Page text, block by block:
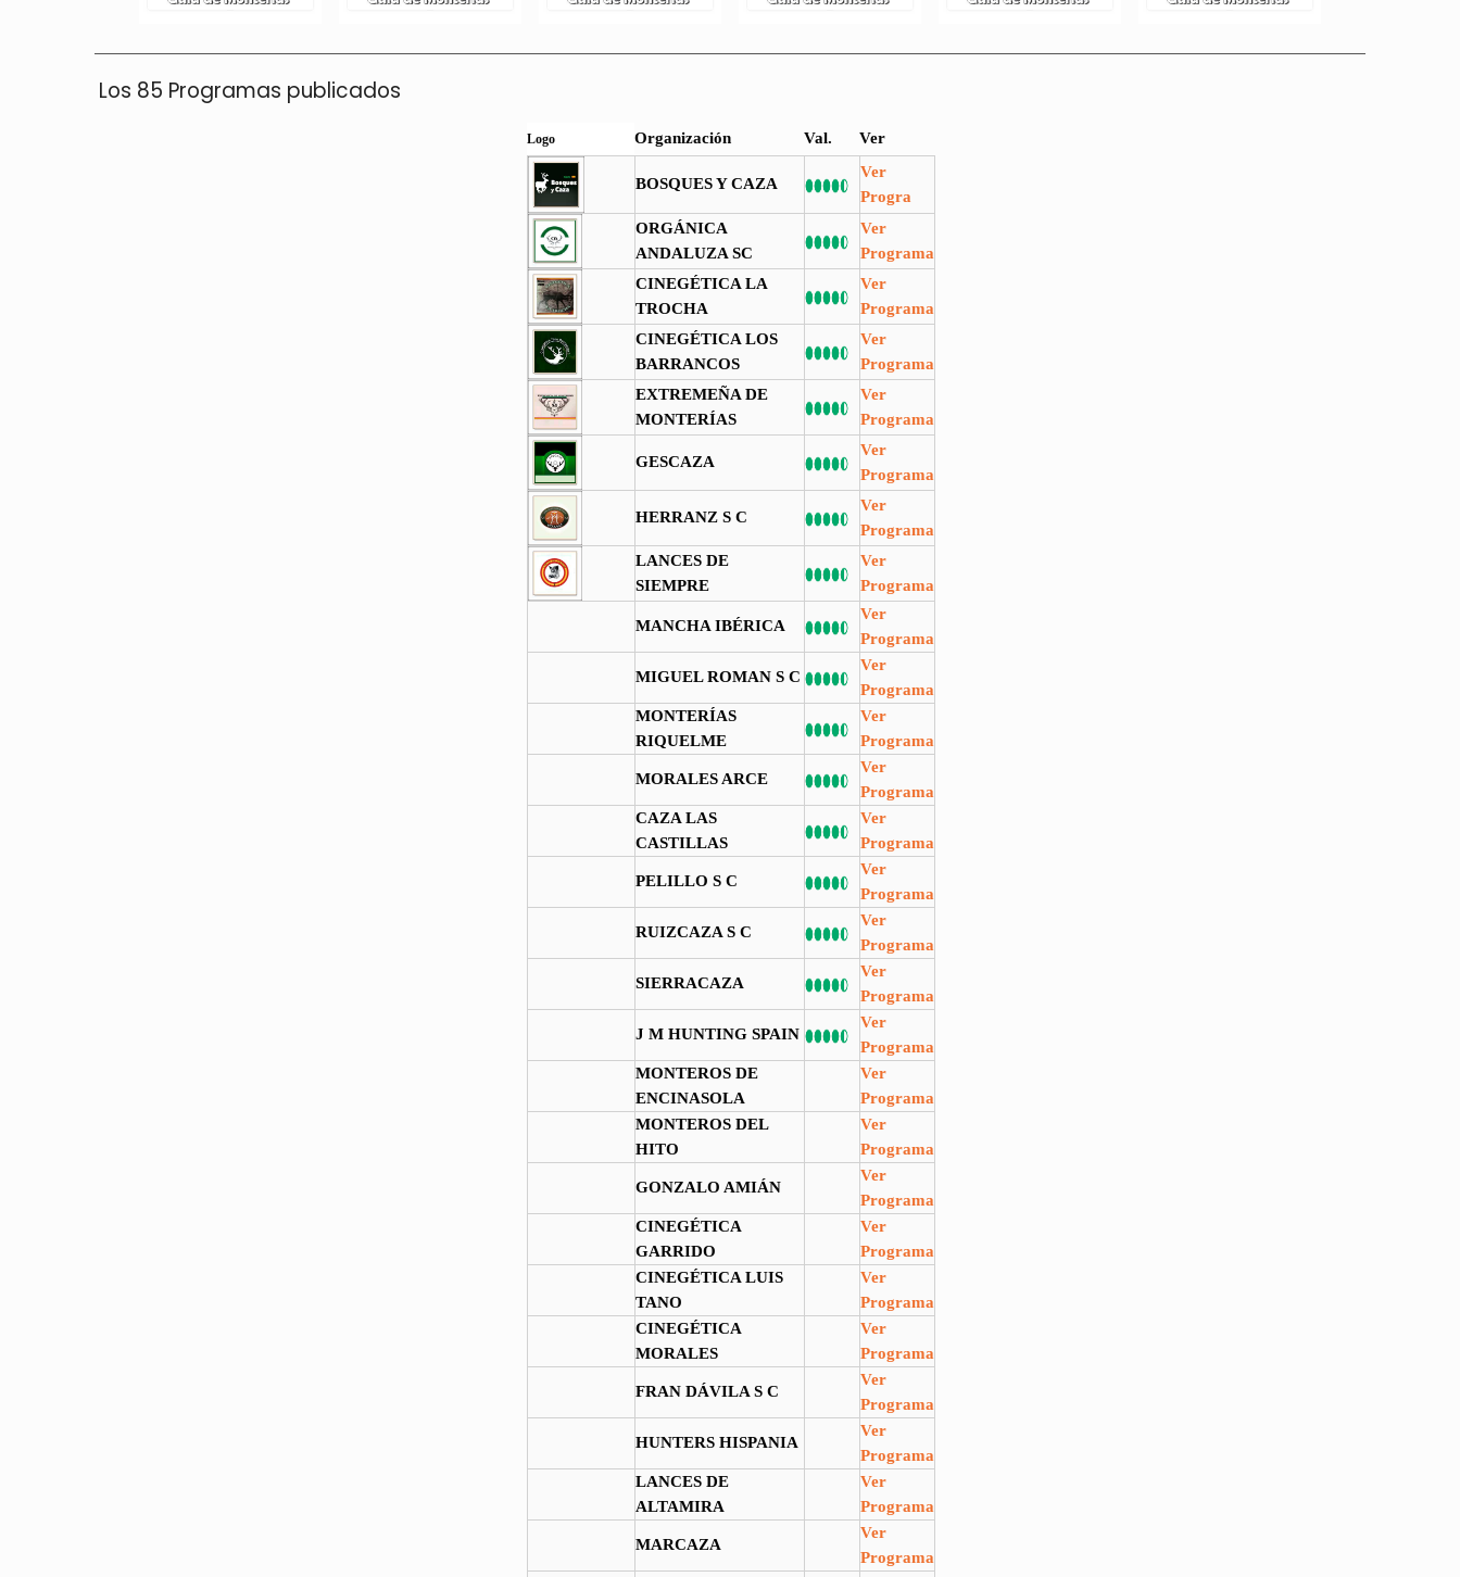
Los 85 Programas publicados
Logo Organización Val. Ver
BOSQUES Y CAZA
Ver
Progra
ORGÁNICA
ANDALUZA SC
Ver
Programa
CINEGÉTICA LA
TROCHA
Ver
Programa
CINEGÉTICA LOS
BARRANCOS
Ver
Programa
EXTREMEÑA DE
MONTERÍAS
Ver
Programa
GESCAZA
Ver
Programa
HERRANZ S C
Ver
Programa
LANCES DE
SIEMPRE
Ver
Programa
MANCHA IBÉRICA
Ver
Programa
MIGUEL ROMAN S C
Ver
Programa
MONTERÍAS
RIQUELME
Ver
Programa
MORALES ARCE
Ver
Programa
CAZA LAS
CASTILLAS
Ver
Programa
PELILLO S C
Ver
Programa
RUIZCAZA S C
Ver
Programa
SIERRACAZA
Ver
Programa
J M HUNTING SPAIN
Ver
Programa
MONTEROS DE
ENCINASOLA
Ver
Programa
MONTEROS DEL
HITO
Ver
Programa
GONZALO AMIÁN
Ver
Programa
CINEGÉTICA
GARRIDO
Ver
Programa
CINEGÉTICA LUIS
TANO
Ver
Programa
CINEGÉTICA
MORALES
Ver
Programa
FRAN DÁVILA S C
Ver
Programa
HUNTERS HISPANIA
Ver
Programa
LANCES DE
ALTAMIRA
Ver
Programa
MARCAZA
Ver
Programa